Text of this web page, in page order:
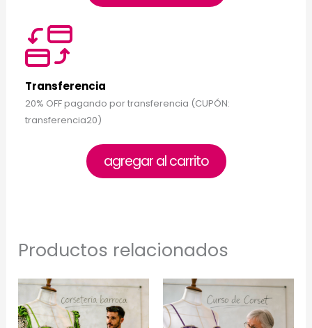
Transferencia
20% OFF pagando por transferencia (CUPÓN:
transferencia20)
agregar al carrito
Productos relacionados